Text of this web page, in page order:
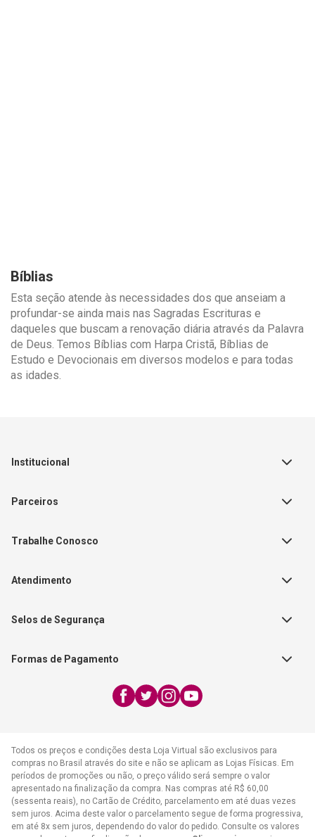
Bíblias
Esta seção atende às necessidades dos que anseiam a
profundar-se ainda mais nas Sagradas Escrituras e
daqueles que buscam a renovação diária através da Palavra
de Deus. Temos Bíblias com Harpa Cristã, Bíblias de
Estudo e Devocionais em diversos modelos e para todas
as idades.
Institucional
Sobre a Empresa
Política de Vendas
Catálogos de Produtos
Parceiros
Teste Maeztra
Editorial Patmos
FAECAD
Trabalhe Conosco
Fale Conosco
Nossas Lojas
Atendimento
17:30h
WhatsApp:
atendimento@cpad.com.br
Selos de Segurança
Formas de Pagamento
Todos os preços e condições desta Loja Virtual são exclusivos para
compras no Brasil através do site e não se aplicam as Lojas Físicas. Em
períodos de promoções ou não, o preço válido será sempre o valor
apresentado na finalização da compra. Nas compras até R$ 60,00
(sessenta reais), no Cartão de Crédito, parcelamento em até duas vezes
sem juros. Acima deste valor o parcelamento segue de forma progressiva,
em até 8x sem juros, dependendo do valor do pedido. Consulte os valores